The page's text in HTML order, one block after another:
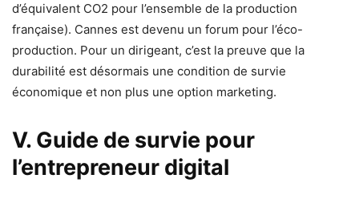
d’équivalent CO2 pour l’ensemble de la production
française). Cannes est devenu un forum pour l’éco-
production. Pour un dirigeant, c’est la preuve que la
durabilité est désormais une condition de survie
économique et non plus une option marketing.
V. Guide de survie pour
l’entrepreneur digital